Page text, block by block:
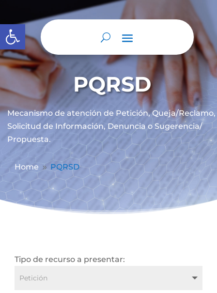
Abrir barra de herramientas
PQRSD
Mecanismo de atención de Petición, Queja/Reclamo,
Solicitud de Información, Denuncia o Sugerencia/
Propuesta.
Home 9 PQRSD
Tipo de recurso a presentar: